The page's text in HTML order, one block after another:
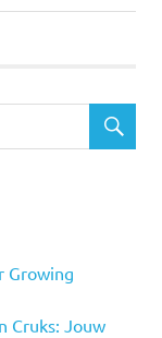
Growing
Cruks: Jouw